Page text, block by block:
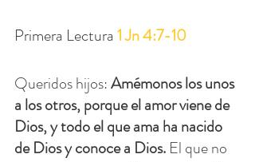
Primera Lectura 1 Jn 4:7-10
Queridos hijos: Amémonos los unos
a los otros, porque el amor viene de
Dios, y todo el que ama ha nacido
de Dios y conoce a Dios. El que no